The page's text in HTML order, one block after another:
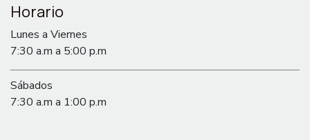
Horario
Lunes a Viernes
7:30 a.m a 5:00 p.m
Sábados
7:30 a.m a 1:00 p.m